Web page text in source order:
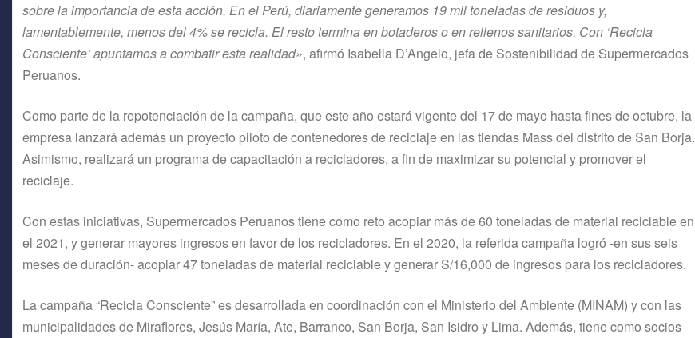
sobre la importancia de esta acción. En el Perú, diariamente generamos 19 mil toneladas de residuos y,
lamentablemente, menos del 4% se recicla. El resto termina en botaderos o en rellenos sanitarios. Con ‘Recicla
Consciente’ apuntamos a combatir esta realidad», afirmó Isabella D’Angelo, jefa de Sostenibilidad de Supermercados
Peruanos.
Como parte de la repotenciación de la campaña, que este año estará vigente del 17 de mayo hasta fines de octubre, la
empresa lanzará además un proyecto piloto de contenedores de reciclaje en las tiendas Mass del distrito de San Borja.
Asimismo, realizará un programa de capacitación a recicladores, a fin de maximizar su potencial y promover el
reciclaje.
Con estas iniciativas, Supermercados Peruanos tiene como reto acopiar más de 60 toneladas de material reciclable en
el 2021, y generar mayores ingresos en favor de los recicladores. En el 2020, la referida campaña logró -en sus seis
meses de duración- acopiar 47 toneladas de material reciclable y generar S/16,000 de ingresos para los recicladores.
La campaña “Recicla Consciente” es desarrollada en coordinación con el Ministerio del Ambiente (MINAM) y con las
municipalidades de Miraflores, Jesús María, Ate, Barranco, San Borja, San Isidro y Lima. Además, tiene como socios